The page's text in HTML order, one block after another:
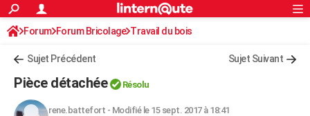
ACTUALITÉS
Politique
Société
Faits Divers
Education
Monde
Villes
+
FINANCE
S'inscrire
Connexion
Forum Forum Bricolage Travail du bois
Sujet Précédent Sujet Suivant
Pièce détachée Résolu
rene.battefort - Modifié le 15 sept. 2017 à 18:41